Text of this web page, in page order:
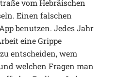
vom Hebräischen
Einen falschen
benutzen. Jedes Jahr
eine Grippe
entscheiden, wem
welchen Fragen man